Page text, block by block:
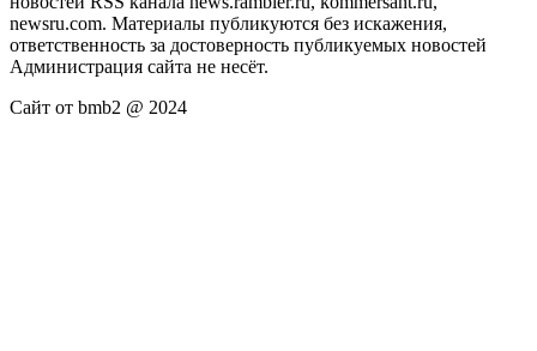
newsru.com. Материалы публикуются без искажения,
ответственность за достоверность публикуемых новостей
Администрация сайта не несёт.
Сайт от bmb2 @ 2024